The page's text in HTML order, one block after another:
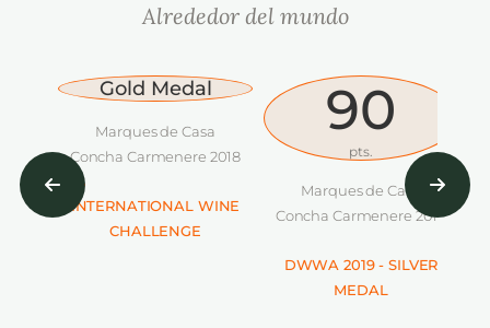
Alrededor del mundo
Gold Medal
Marques de Casa
Concha Carmenere 2018
INTERNATIONAL WINE
CHALLENGE
90
pts.
Marques de Casa
Concha Carmenere 2017
DWWA 2019 - SILVER
MEDAL